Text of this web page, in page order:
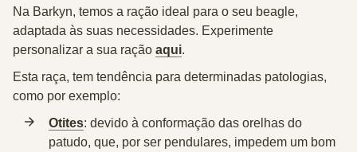
Na Barkyn, temos a ração ideal para o seu beagle,
adaptada às suas necessidades. Experimente
personalizar a sua ração aqui.
Esta raça, tem tendência para determinadas patologias,
como por exemplo:
Otites: devido à conformação das orelhas do
patudo, que, por ser pendulares, impedem um bom